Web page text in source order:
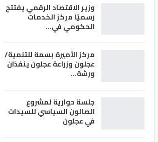
وزير الاقتصاد الرقمي يفتتح
رسميًا مركز الخدمات
الحكومي في…
مركز الأميرة بسمة للتنمية/
عجلون وزراعة عجلون ينفذان
ورشة…
جلسة حوارية لمشروع
الصالون السياسي للسيدات
في عجلون